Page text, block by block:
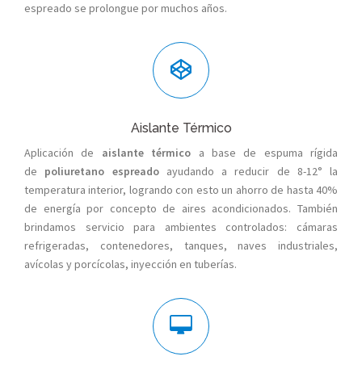
espreado se prolongue por muchos años.
Aislante Térmico
Aplicación de aislante térmico a base de espuma rígida
de poliuretano espreadoayudando a reducir de 8-12° la
temperatura interior, logrando con esto un ahorro de hasta 40%
de energía por concepto de aires acondicionados. También
brindamos servicio para ambientes controlados: cámaras
refrigeradas, contenedores, tanques, naves industriales,
avícolas y porcícolas, inyección en tuberías.